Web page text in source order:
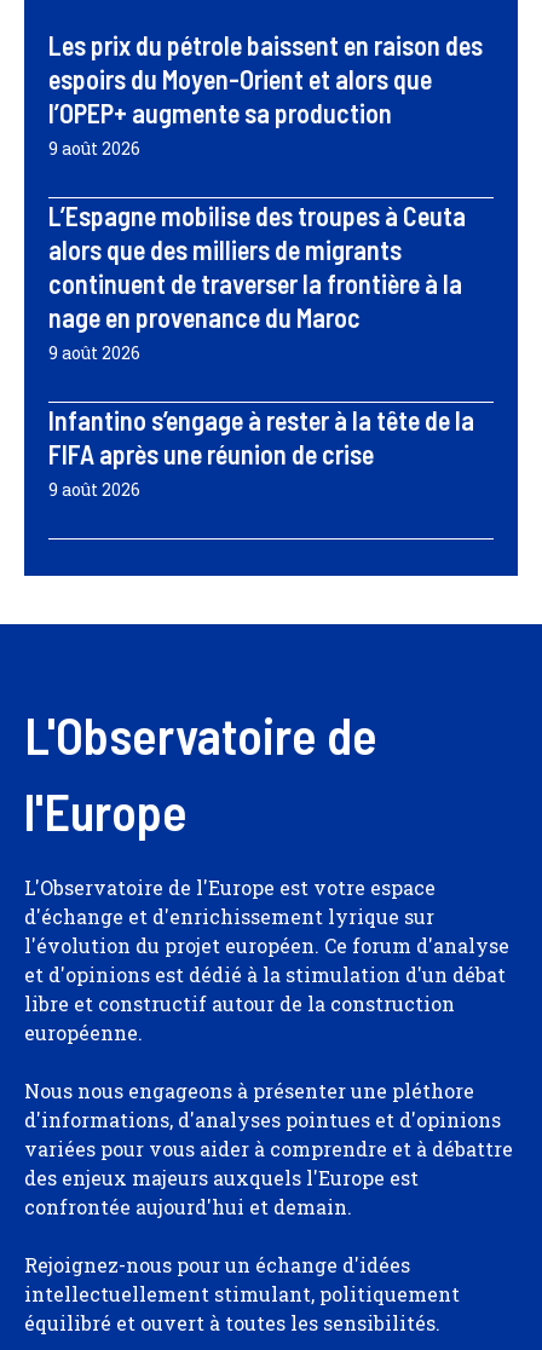
Les prix du pétrole baissent en raison des
espoirs du Moyen-Orient et alors que
l’OPEP+ augmente sa production
9 août 2026
L’Espagne mobilise des troupes à Ceuta
alors que des milliers de migrants
continuent de traverser la frontière à la
nage en provenance du Maroc
9 août 2026
Infantino s’engage à rester à la tête de la
FIFA après une réunion de crise
9 août 2026
L'Observatoire de
l'Europe
L'Observatoire de l'Europe est votre espace
d'échange et d'enrichissement lyrique sur
l'évolution du projet européen. Ce forum d'analyse
et d'opinions est dédié à la stimulation d'un débat
libre et constructif autour de la construction
européenne.
Nous nous engageons à présenter une pléthore
d'informations, d'analyses pointues et d'opinions
variées pour vous aider à comprendre et à débattre
des enjeux majeurs auxquels l'Europe est
confrontée aujourd'hui et demain.
Rejoignez-nous pour un échange d'idées
intellectuellement stimulant, politiquement
équilibré et ouvert à toutes les sensibilités.